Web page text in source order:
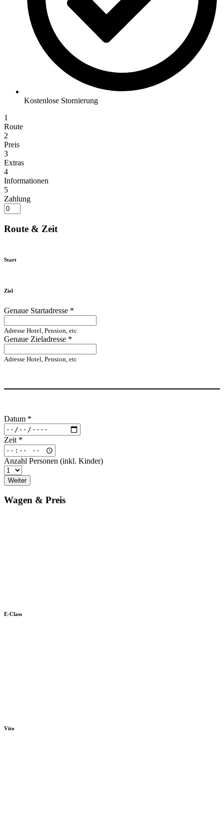
Kostenlose Stornierung
1
Route
2
Preis
3
Extras
4
Informationen
5
Zahlung
Route & Zeit
Start
Ziel
Genaue Startadresse *
Adresse Hotel, Pension, etc
Genaue Zieladresse *
Adresse Hotel, Pension, etc
Datum *
Zeit *
Anzahl Personen (inkl. Kinder)
Weiter
Wagen & Preis
E-Class
Vito